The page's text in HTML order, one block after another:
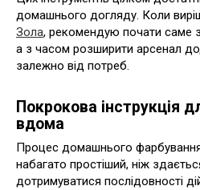
домашнього догляду. Коли
Зола, рекомендую почати саме
а з часом розширити арсенал
залежно від потреб.
Покрокова інструкція
вдома
Процес домашнього
набагато простіший, ніж
дотримуватися послідовності